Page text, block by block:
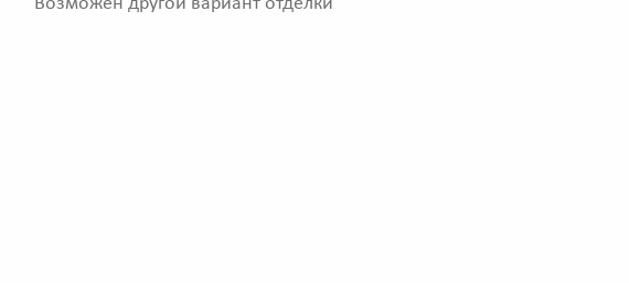
Возможен другой вариант отделки